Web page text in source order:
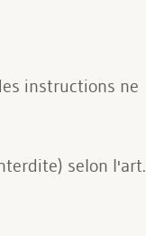
instructions ne
selon l'art.